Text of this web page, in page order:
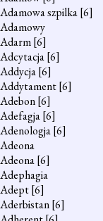
Adamowa szpilka[6]
Adamowy
Adarm[6]
Adcytacja[6]
Addycja[6]
Addytament[6]
Adebon[6]
Adefagja[6]
Adenologja[6]
Adeona
Adeona[6]
Adephagia
Adept[6]
Aderbistan[6]